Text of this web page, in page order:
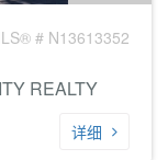
# N13613352
REALTY
详细